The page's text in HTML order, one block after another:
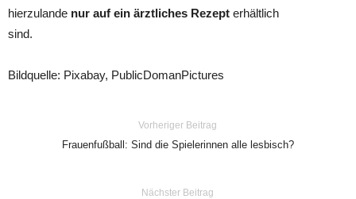
hierzulande nur auf ein ärztliches Rezept erhältlich
sind.
Bildquelle: Pixabay, PublicDomanPictures
Vorheriger Beitrag
Frauenfußball: Sind die Spielerinnen alle lesbisch?
Nächster Beitrag